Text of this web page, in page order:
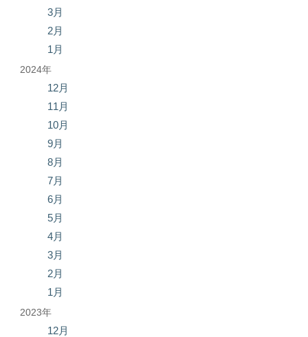
3月
2月
1月
2024年
12月
11月
10月
9月
8月
7月
6月
5月
4月
3月
2月
1月
2023年
12月